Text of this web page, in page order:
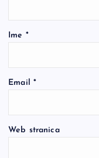
Ime *
Email *
Web stranica